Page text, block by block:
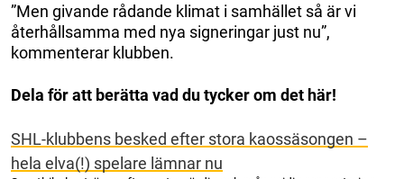
”Men givande rådande klimat i samhället så är vi
återhållsamma med nya signeringar just nu”,
kommenterar klubben.
Dela för att berätta vad du tycker om det här!
SHL-klubbens besked efter stora kaossäsongen –
hela elva(!) spelare lämnar nu